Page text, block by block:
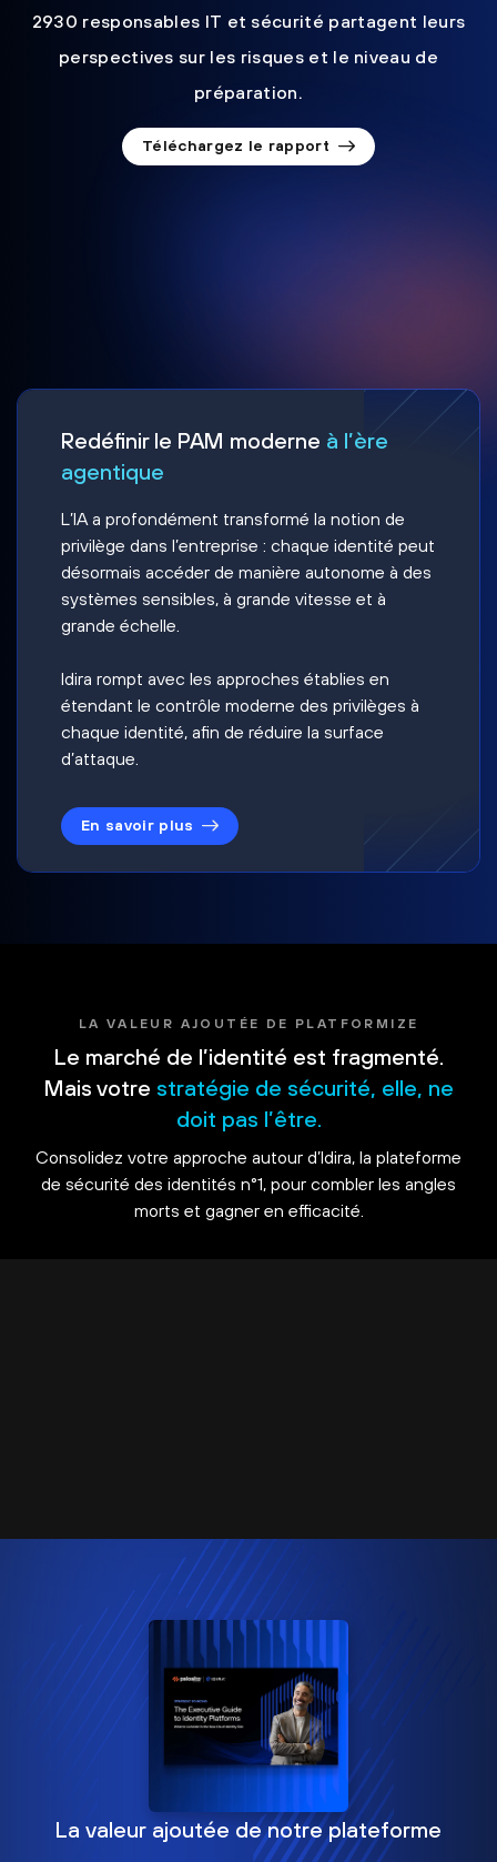
2930 responsables IT et sécurité partagent leurs
perspectives sur les risques et le niveau de
préparation.
Téléchargez le rapport
Redéfinir le PAM moderne à l’ère
agentique
L’IA a profondément transformé la notion de
privilège dans l’entreprise : chaque identité peut
désormais accéder de manière autonome à des
systèmes sensibles, à grande vitesse et à
grande échelle.
Idira rompt avec les approches établies en
étendant le contrôle moderne des privilèges à
chaque identité, afin de réduire la surface
d’attaque.
En savoir plus
LA VALEUR AJOUTÉE DE PLATFORMIZE
Le marché de l’identité est fragmenté.
Mais votre stratégie de sécurité, elle, ne
doit pas l’être.
Consolidez votre approche autour d’Idira, la plateforme
de sécurité des identités n°1, pour combler les angles
morts et gagner en efficacité.
La valeur ajoutée de notre plateforme